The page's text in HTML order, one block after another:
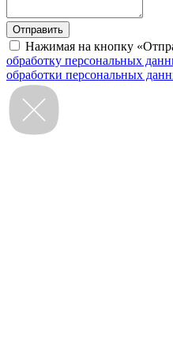
Нажимая на кнопку
обработку персональных
обработки персональных